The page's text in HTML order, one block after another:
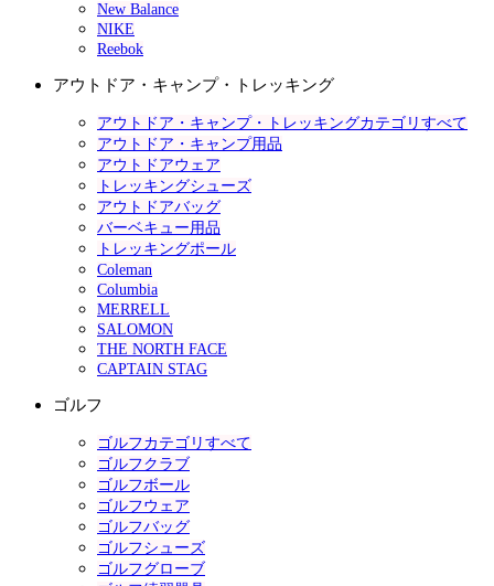
New Balance
NIKE
Reebok
アウトドア・キャンプ・トレッキング
アウトドア・キャンプ・トレッキングカテゴリすべて
アウトドア・キャンプ用品
アウトドアウェア
トレッキングシューズ
アウトドアバッグ
バーベキュー用品
トレッキングポール
Coleman
Columbia
MERRELL
SALOMON
THE NORTH FACE
CAPTAIN STAG
ゴルフ
ゴルフカテゴリすべて
ゴルフクラブ
ゴルフボール
ゴルフウェア
ゴルフバッグ
ゴルフシューズ
ゴルフグローブ